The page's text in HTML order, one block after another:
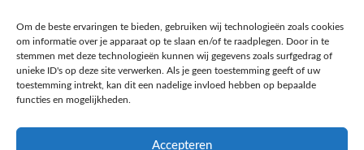
Om de beste ervaringen te bieden, gebruiken wij technologieën zoals cookies
om informatie over je apparaat op te slaan en/of te raadplegen. Door in te
stemmen met deze technologieën kunnen wij gegevens zoals surfgedrag of
unieke ID's op deze site verwerken. Als je geen toestemming geeft of uw
toestemming intrekt, kan dit een nadelige invloed hebben op bepaalde
functies en mogelijkheden.
Accepteren
Ontdek de beste keto-vriendelijke keuzes van Albert Heijn, verrijk je
kennis met onze diepgaande blogs over het keto-dieet, en deel jouw
favoriete keto recepten in onze bruisende online gemeenschap!